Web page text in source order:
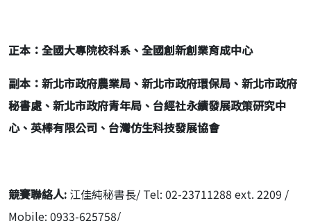
正本：全國大專院校科系、全國創新創業育成中心
副本：新北市政府農業局、新北市政府環保局、新北市政府
秘書處、新北市政府青年局、台經社永續發展政策研究中
心、英棒有限公司、台灣仿生科技發展協會
競賽聯絡人: 江佳純秘書長/ Tel: 02-23711288 ext. 2209 /
Mobile: 0933-625758/